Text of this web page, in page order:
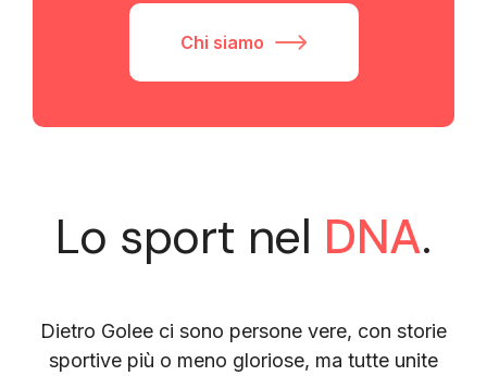
Chi siamo
Lo sport nel DNA.
Dietro Golee ci sono persone vere, con storie
sportive più o meno gloriose, ma tutte unite